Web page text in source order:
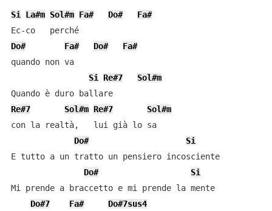
Si La#m Sol#m Fa# Do#
Fa#
Ec-co   perché
Do#
Fa# Do#
Fa#
quando non va
Si
Re#7
Sol#m
Quando è duro ballare
Re#7
Sol#m Re#7
Sol#m
con la realtà,   lui già lo sa
Do#
Si
E tutto a un tratto un pensiero incosciente
Do#
Si
Mi prende a braccetto e mi prende la mente
Do#7
Fa#
Do#7sus4